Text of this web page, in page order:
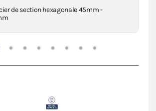
de section hexagonale 45mm -